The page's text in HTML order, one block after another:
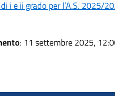
i e ii grado per l’A.S. 2025/
: 11 settembre 2025,